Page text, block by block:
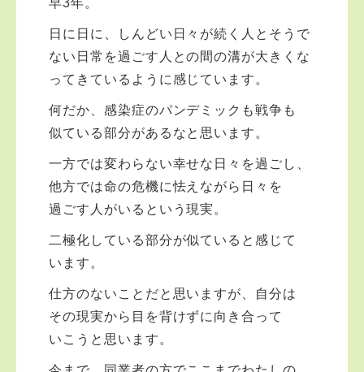
早3年。
日に日に、しんどい日々が続く人とそうで
ない日常を過ごす人との間の溝が大きくな
ってきているように感じています。
何だか、感染症のパンデミックも戦争も
似ている部分があるなと思います。
一方では変わらない幸せな日々を過ごし、
他方では命の危機に怯えながら日々を
過ごす人がいるという現実。
二極化している部分が似ていると感じて
います。
仕方のないことだと思いますが、自分は
その現実から目を背けずに向き合って
いこうと思います。